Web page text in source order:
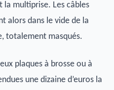
multiprise. Les câbles
alors dans le vide de la
totalement masqués.
plaques à brosse ou à
une dizaine d’euros la